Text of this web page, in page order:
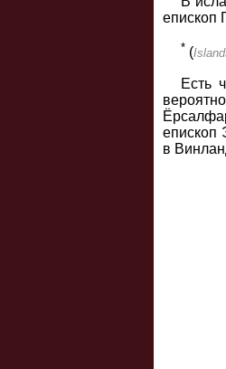
епископ
* (
Есть
епископ
в